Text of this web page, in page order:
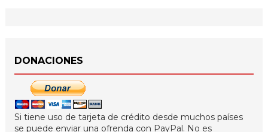
DONACIONES
Si tiene uso de tarjeta de crédito desde muchos países
se puede enviar una ofrenda con PayPal. No es